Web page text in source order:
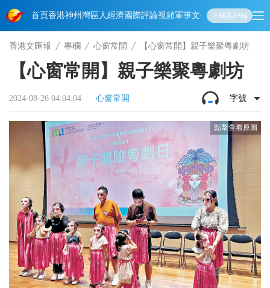
首頁香港神州 灣區人經濟國際評論視頻軍事文化 娛樂生活教育體
下載客戶端
香港文匯報 專欄 心窗常開 【心窗常開】親子樂聚粵劇坊
【心窗常開】親子樂聚粵劇坊
2024-08-26 04:04:04 心窗常開 字號